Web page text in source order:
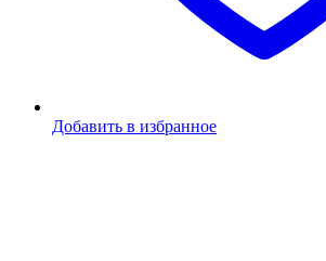
Добавить в избранное